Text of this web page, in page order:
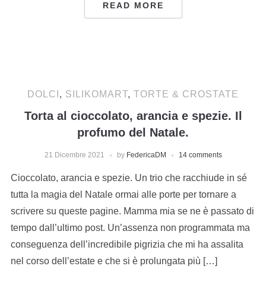
READ MORE
DOLCI , SILIKOMART, TORTE & CROSTATE
Torta al cioccolato, arancia e spezie. Il
profumo del Natale.
21 Dicembre 2021 by FedericaDM 14 comments
Cioccolato, arancia e spezie. Un trio che racchiude in sé
tutta la magia del Natale ormai alle porte per tornare a
scrivere su queste pagine. Mamma mia se ne è passato di
tempo dall’ultimo post. Un’assenza non programmata ma
conseguenza dell’incredibile pigrizia che mi ha assalita
nel corso dell’estate e che si è prolungata più […]